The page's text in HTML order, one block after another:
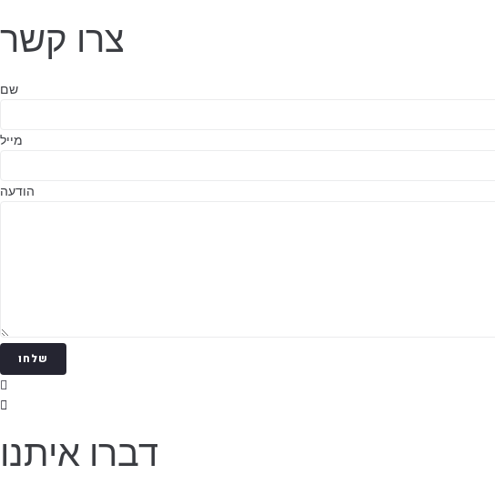
צרו קשר
שם
מייל
הודעה
שלחו
דברו איתנו